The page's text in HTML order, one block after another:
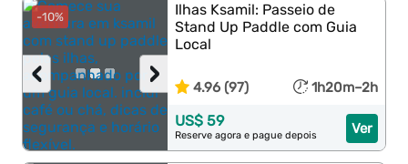
-10%
›
‹
Ilhas Ksamil: Passeio de
Stand Up Paddle com Guia
Local
4.96 (97) 1h20m–2h
Ver
US$ 59
Reserve agora e pague depois